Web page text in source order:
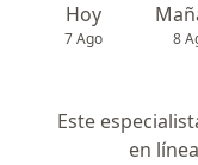
Hoy
7 Ago 8
Este
en